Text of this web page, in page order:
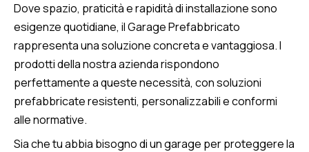
Dove spazio, praticità e rapidità di installazione sono
esigenze quotidiane, il Garage Prefabbricato
rappresenta una soluzione concreta e vantaggiosa. I
prodotti della nostra azienda rispondono
perfettamente a queste necessità, con soluzioni
prefabbricate resistenti, personalizzabili e conformi
alle normative.
Sia che tu abbia bisogno di un garage per proteggere la